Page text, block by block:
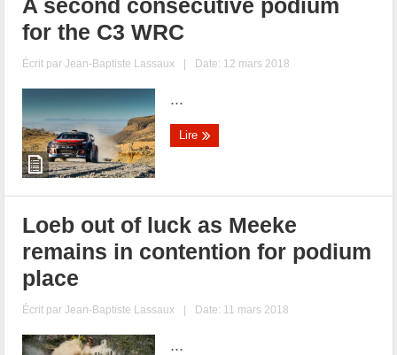
for the C3 WRC
Écrit parJean-Baptiste Lassaux | Date: 12 mars 2018
...
Lire
Loeb out of luck as Meeke
remains in contention for podium
place
Écrit parJean-Baptiste Lassaux | Date: 11 mars 2018
...